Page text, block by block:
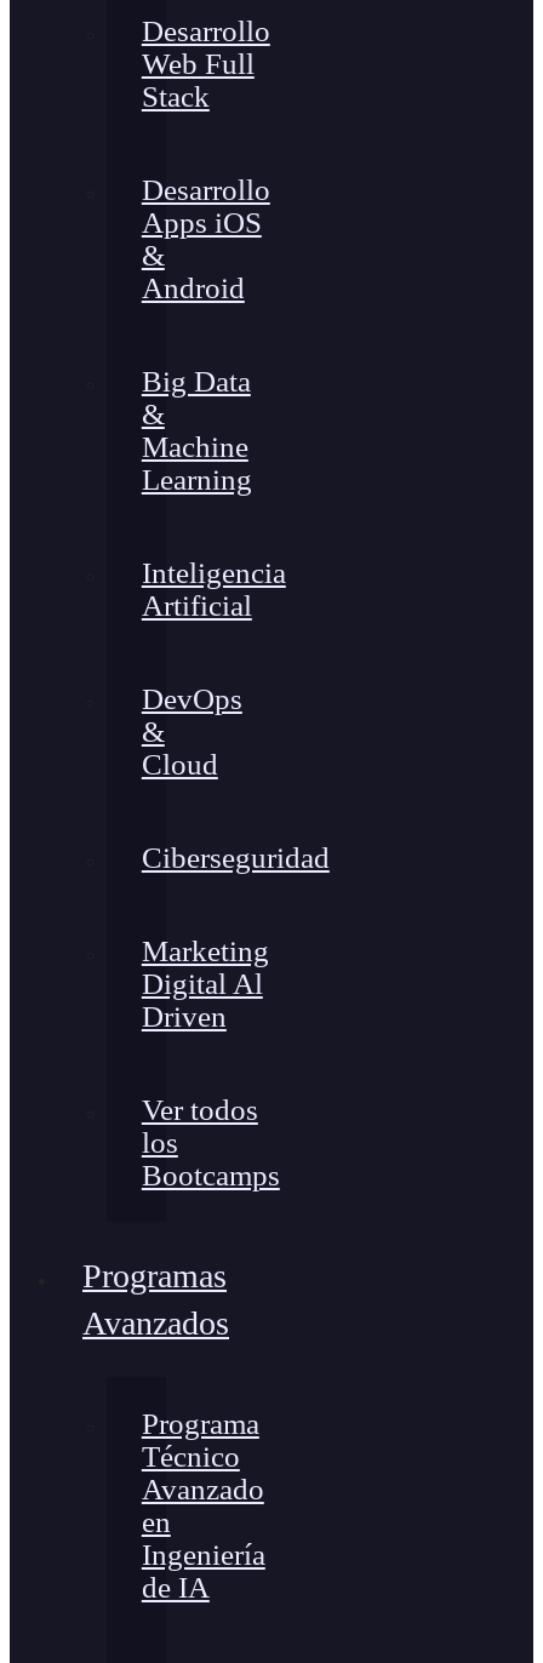
Desarrollo
Web Full
Stack
Desarrollo
Apps iOS
&
Android
Big Data
&
Machine
Learning
Inteligencia
Artificial
DevOps
&
Cloud
Ciberseguridad
Marketing
Digital Al
Driven
Ver todos
los
Bootcamps
Programas
Avanzados
Programa
Técnico
Avanzado
en
Ingeniería
de IA